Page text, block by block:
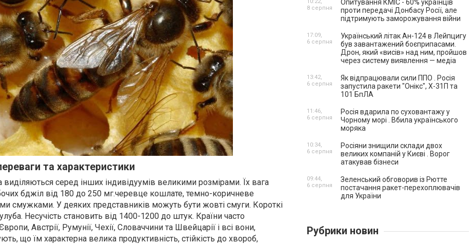
та характеристики
серед інших індивідуумів великими розмірами. Їх вага
бджіл від 180 до 250 мг.черевце кошлате, темно-коричневе
смужками. У деяких представників можуть бути жовті смуги. Короткі
Несучість становить від 1400-1200 до штук. Країни часто
Австрії, Румунії, Чехії, Словаччини та Швейцарії і всі вони,
що їм характерна велика продуктивність, стійкість до хвороб,
Опитування КМІС - 60% українців
проти передачі Донбасу Росії, але
підтримують заморожування війни
8 серпня
Український літак Ан-124 в Лейпцигу
був завантажений боєприпасами.
Дрон, який «висів» над ним, пройшов
через систему виявлення — медіа
17:09,
6 серпня
Як відпрацювали сили ППО . Росія
запустила ракети "Онікс", Х-31П та
101 БпЛА
13:42,
6 серпня
Росія вдарила по суховантажу у
Чорному морі . Вбила українського
моряка
11:46,
6 серпня
Росіяни знищили склади двох
великих компаній у Києві . Ворог
атакував бізнеси
10:34,
6 серпня
Зеленський обговорив із Рютте
постачання ракет-перехоплювачів
для України
09:44,
6 серпня
Рубрики новин